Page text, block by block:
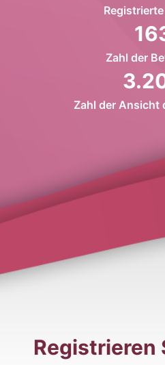
Zahl der
Zahl der Ansicht
Registrieren